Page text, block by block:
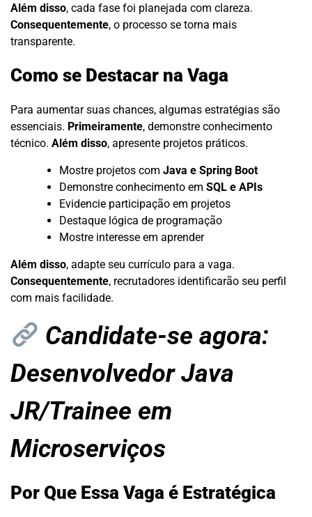
Além disso, cada fase foi planejada com clareza.
Consequentemente, o processo se torna mais
transparente.
Como se Destacar na Vaga
Para aumentar suas chances, algumas estratégias são
essenciais. Primeiramente, demonstre conhecimento
técnico. Além disso, apresente projetos práticos.
Mostre projetos com Java e Spring Boot
Demonstre conhecimento em SQL e APIs
Evidencie participação em projetos
Destaque lógica de programação
Mostre interesse em aprender
Além disso, adapte seu currículo para a vaga.
Consequentemente, recrutadores identificarão seu perfil
com mais facilidade.
Candidate-se agora:
Desenvolvedor Java
JR/Trainee em
Microserviços
Por Que Essa Vaga é Estratégica